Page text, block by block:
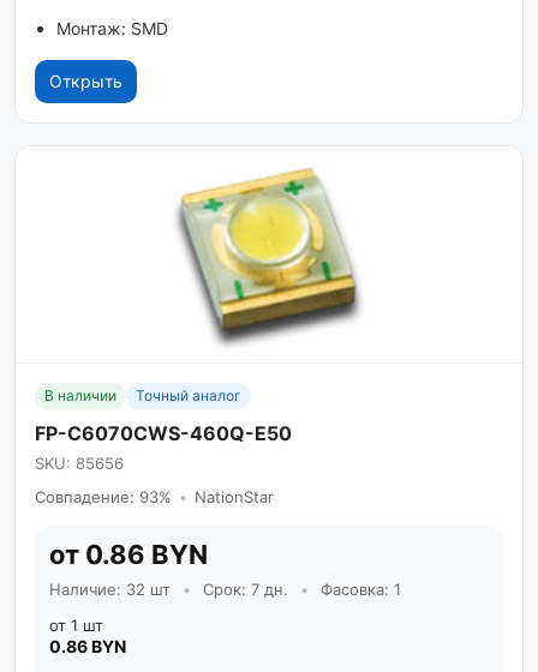
Монтаж: SMD
Открыть
В наличии Точный аналог
FP-C6070CWS-460Q-E50
SKU: 85656
Совпадение: 93% • NationStar
от 0.86 BYN
Наличие: 32 шт • Срок: 7 дн. •
Фасовка: 1
от 1 шт
0.86 BYN